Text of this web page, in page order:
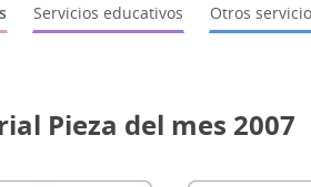
Servicios educativos Otros
Pieza del mes 2007